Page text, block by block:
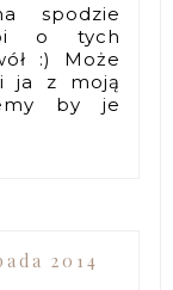
spodzie
o tych
:) Może
ja z moją
by je
2014